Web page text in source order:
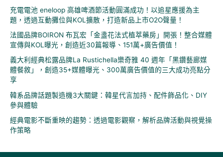
充電電池 eneloop 高雄啤酒節活動圓滿成功！以追星應援為主
題，透過互動攤位與KOL擴散，打造新品上市O2O聲量！
法國品牌BOIRON 布瓦宏「金盞花法式植萃藥房」開張！整合媒體
宣傳與KOL曝光，創造近30篇報導、151萬+廣告價值！
義大利經典松露品牌La Rustichella樂奇雅 40 週年「黑鑽藝廊媒
體餐敘」，創造35+媒體曝光、300萬廣告價值的三大成功亮點分
享
韓系品牌話題製造機3大關鍵：韓星代言加持、配件飾品化、DIY
參與體驗
經典電影不斷重映的趨勢：透過電影觀察，解析品牌活動與視覺操
作策略